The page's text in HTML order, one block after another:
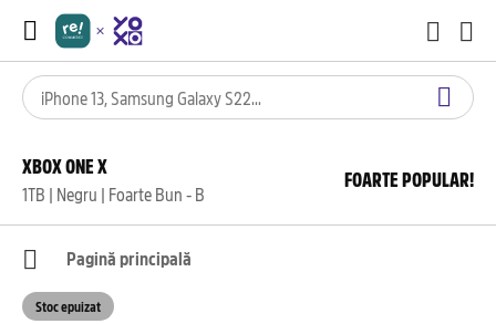
XBOX ONE X
1TB | Negru | Foarte Bun - B
FOARTE POPULAR!
Pagină principală
Stoc epuizat